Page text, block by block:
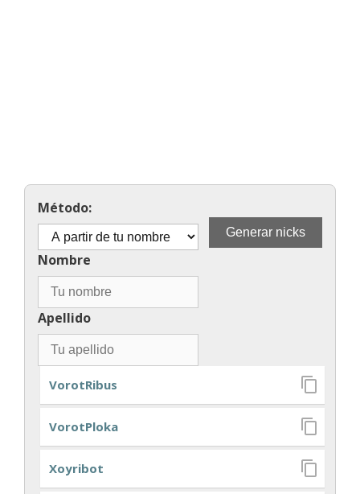
Método:
Nombre
Apellido
VorotRibus
VorotPloka
Xoyribot